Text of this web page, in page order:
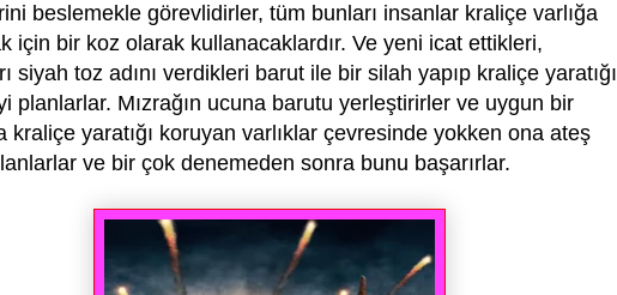
beslemekle görevlidirler, tüm bunları insanlar kraliçe varlığa
için bir koz olarak kullanacaklardır. Ve yeni icat ettikleri,
siyah toz adını verdikleri barut ile bir silah yapıp kraliçe yaratığı
planlarlar. Mızrağın ucuna barutu yerleştirirler ve uygun bir
kraliçe yaratığı koruyan varlıklar çevresinde yokken ona ateş
ve bir çok denemeden sonra bunu başarırlar.